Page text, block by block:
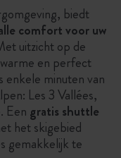
biedt
comfort voor uw
uitzicht op de
en perfect
enkele minuten van
Les 3 Vallées,
Een gratis shuttle
het skigebied
gemakkelijk te